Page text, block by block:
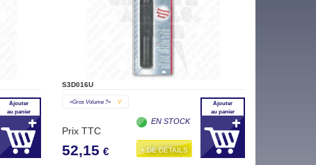
Ajouter
au panier
S3D016U
«gros Volume ?» V
Prix TTC
52,15 €
EN STOCK
+ DE DÉTAILS
Ajouter
au panier